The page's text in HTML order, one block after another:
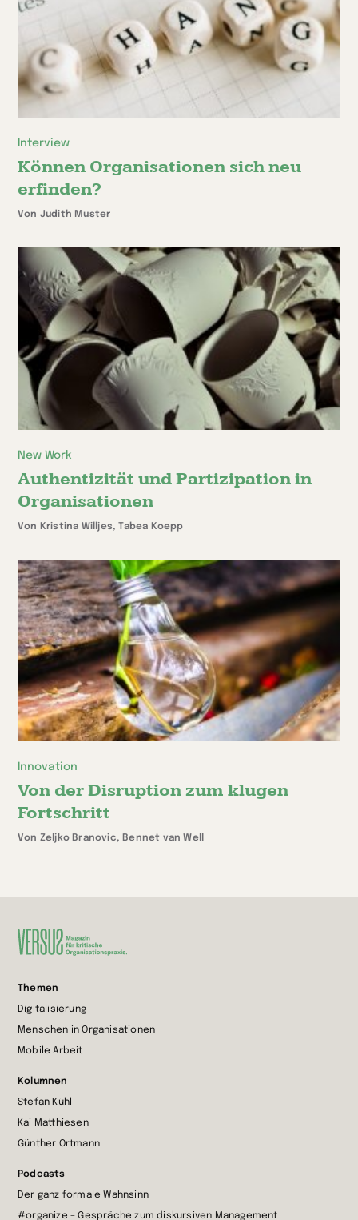
Interview
Können Organisationen sich neu
erfinden?
Von Judith Muster
New Work
Authentizität und Partizipation in
Organisationen
Von Kristina Willjes, Tabea Koepp
Innovation
Von der Disruption zum klugen
Fortschritt
Von Zeljko Branovic, Bennet van Well
Startseite
wechseln
Themen
Digitalisierung
Menschen in Organisationen
Mobile Arbeit
Kolumnen
Stefan Kühl
Kai Matthiesen
Günther Ortmann
Podcasts
Der ganz formale Wahnsinn
#organize – Gespräche zum diskursiven Management